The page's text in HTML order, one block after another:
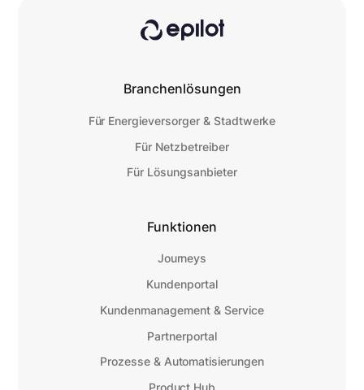
Branchenlösungen
Für Energieversorger & Stadtwerke
Für Netzbetreiber
Für Lösungsanbieter
Funktionen
Journeys
Kundenportal
Kundenmanagement & Service
Partnerportal
Prozesse & Automatisierungen